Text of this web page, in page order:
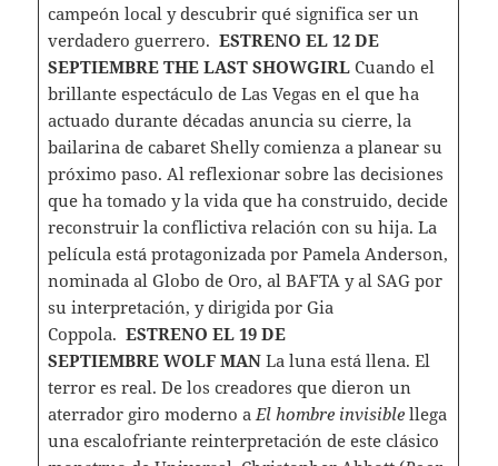
campeón local y descubrir qué significa ser un
verdadero guerrero. ESTRENO EL 12 DE
SEPTIEMBRE THE LAST SHOWGIRLCuando el
brillante espectáculo de Las Vegas en el que ha
actuado durante décadas anuncia su cierre, la
bailarina de cabaret Shelly comienza a planear su
próximo paso. Al reflexionar sobre las decisiones
que ha tomado y la vida que ha construido, decide
reconstruir la conflictiva relación con su hija. La
película está protagonizada por Pamela Anderson,
nominada al Globo de Oro, al BAFTA y al SAG por
su interpretación, y dirigida por Gia
Coppola. ESTRENO EL 19 DE
SEPTIEMBRE WOLF MANLa luna está llena. El
terror es real. De los creadores que dieron un
aterrador giro moderno aEl hombre invisiblellega
una escalofriante reinterpretación de este clásico